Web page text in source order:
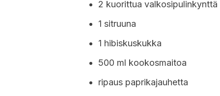
2 kuorittua valkosipulinkynttä
1 sitruuna
1 hibiskuskukka
500 ml kookosmaitoa
ripaus paprikajauhetta